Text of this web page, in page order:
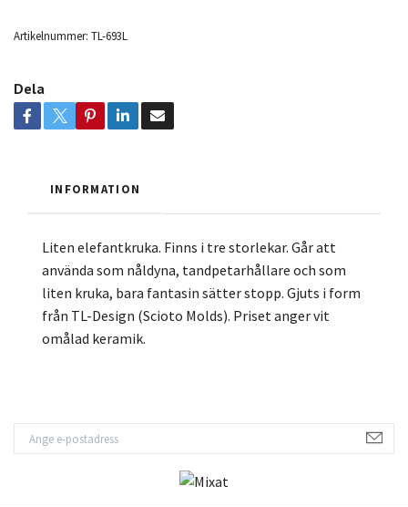
Artikelnummer: TL-693L
Dela
INFORMATION
Liten elefantkruka. Finns i tre storlekar. Går att
använda som nåldyna, tandpetarhållare och som
liten kruka, bara fantasin sätter stopp. Gjuts i form
från TL-Design (Scioto Molds). Priset anger vit
omålad keramik.